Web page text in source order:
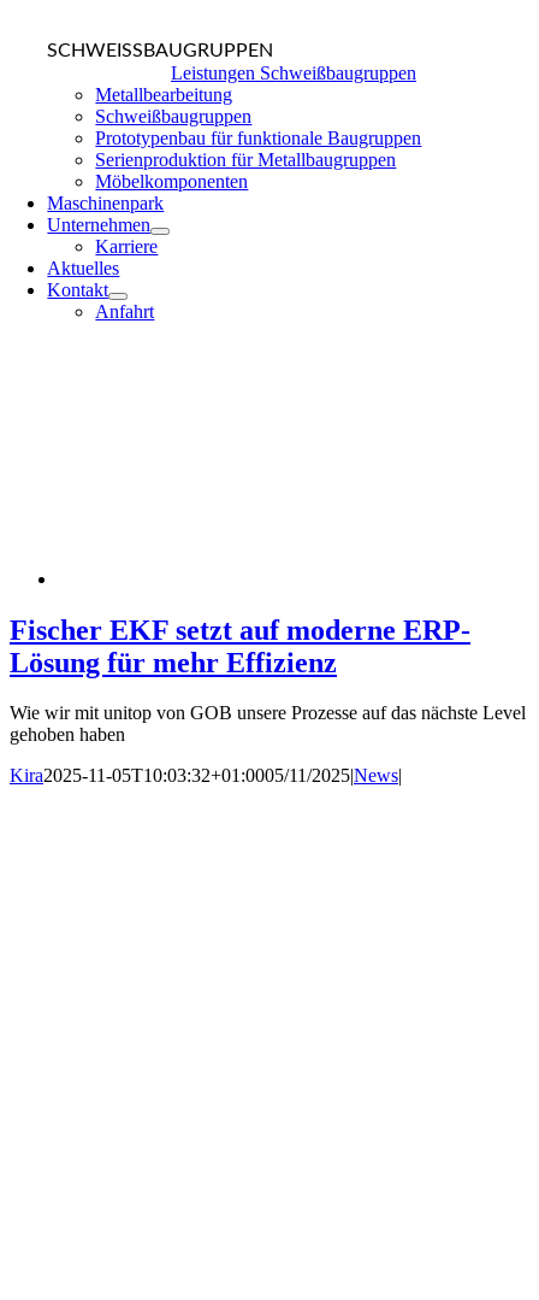
SCHWEISSBAUGRUPPEN
Leistungen Schweißbaugruppen
Metallbearbeitung
Schweißbaugruppen
Prototypenbau für funktionale Baugruppen
Serienproduktion für Metallbaugruppen
Möbelkomponenten
Maschinenpark
Unternehmen
Karriere
Aktuelles
Kontakt
Anfahrt
Fischer EKF setzt auf moderne ERP-
Lösung für mehr Effizienz
Wie wir mit unitop von GOB unsere Prozesse auf das nächste Level
gehoben haben
Kira2025-11-05T10:03:32+01:0005/11/2025|News|